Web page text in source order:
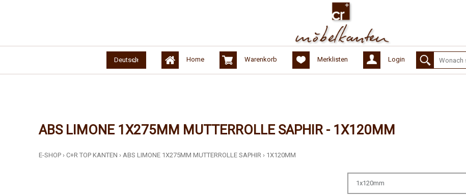
Deutsch Home Warenkorb Merklisten Login
ABS LIMONE 1X275MM MUTTERROLLE SAPHIR - 1X120MM
E-SHOP › C+R TOP KANTEN › ABS LIMONE 1X275MM MUTTERROLLE SAPHIR › 1X120MM
1x120mm